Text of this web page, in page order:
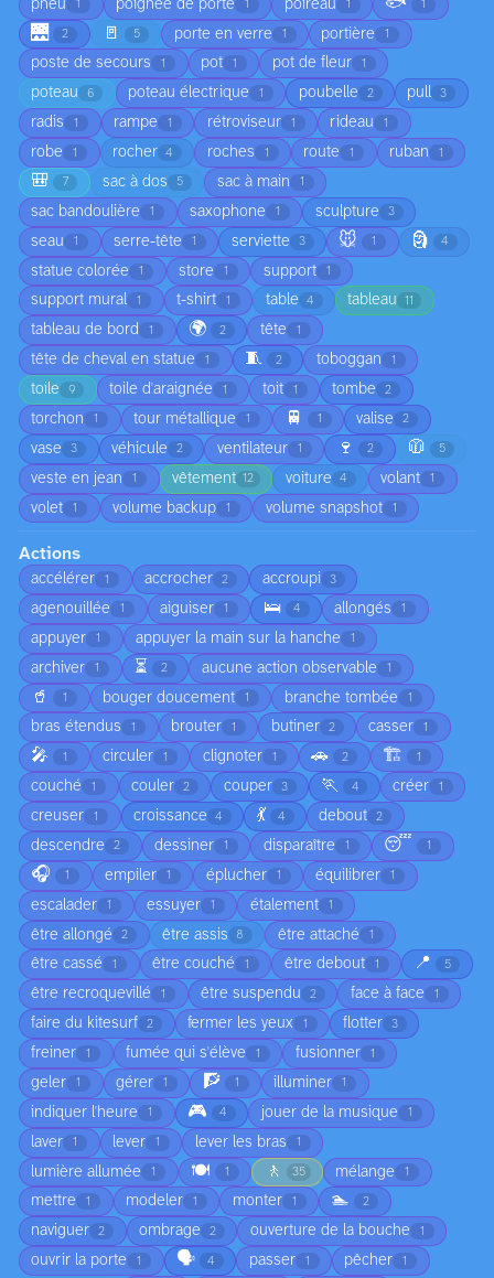
pneu 1 poignée de porte 1 poireau 1 1
🌉 2 🚪 5 porte en verre 1 portière 1
poste de secours 1 pot 1 pot de fleur 1
poteau 6 poteau électrique 1 poubelle 2 pull 3
radis 1 rampe 1 rétroviseur 1 rideau 1
robe 1 rocher 4 roches 1 route 1 ruban 1
🎒 7 sac à dos 5 sac à main 1
sac bandoulière 1 saxophone 1 sculpture 3
seau 1 serre-tête 1 serviette 3 🐭 1 🗿 4
statue colorée 1 store 1 support 1
support mural 1 t-shirt 1 table 4 tableau 11
tableau de bord 1 🌍 2 tête 1
tête de cheval en statue 1 🧵 2 toboggan 1
toile 9 toile d'araignée 1 toit 1 tombe 2
torchon 1 tour métallique 1 🚆 1 valise 2
vase 3 véhicule 2 ventilateur 1 🍷 2 🧥 5
veste en jean 1 vêtement 12 voiture 4 volant 1
volet 1 volume backup 1 volume snapshot 1
Actions
accélérer 1 accrocher 2 accroupi 3
agenouillée 1 aiguiser 1 🛌 4 allongés 1
appuyer 1 appuyer la main sur la hanche 1
archiver 1 ⏳ 2 aucune action observable 1
🥤 1 bouger doucement 1 branche tombée 1
bras étendus 1 brouter 1 butiner 2 casser 1
🎤 1 circuler 1 clignoter 1 🚗 2 🏗️ 1
couché 1 couler 2 couper 3 🏃 4 créer 1
creuser 1 croissance 4 💃 4 debout 2
descendre 2 dessiner 1 disparaître 1 😴 1
🎧 1 empiler 1 éplucher 1 équilibrer 1
escalader 1 essuyer 1 étalement 1
être allongé 2 être assis 8 être attaché 1
être cassé 1 être couché 1 être debout 1 📍 5
être recroquevillé 1 être suspendu 2 face à face 1
faire du kitesurf 2 fermer les yeux 1 flotter 3
freiner 1 fumée qui s'élève 1 fusionner 1
geler 1 gérer 1 🧗 1 illuminer 1
indiquer l'heure 1 🎮 4 jouer de la musique 1
laver 1 lever 1 lever les bras 1
lumière allumée 1 🍽️ 1 🚶 35 mélange 1
mettre 1 modeler 1 monter 1 🏊 2
naviguer 2 ombrage 2 ouverture de la bouche 1
ouvrir la porte 1 🗣️ 4 passer 1 pêcher 1